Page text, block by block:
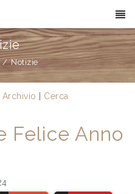
/ Notizie
Archivio Cerca
Felice Anno